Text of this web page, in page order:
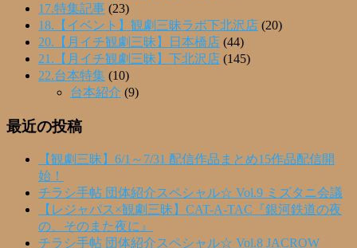
17.特集記事 (23)
18.【イベント】観劇三昧ラボ下北沢店 (20)
20.【月イチ観劇三昧】日本橋店 (44)
21.【月イチ観劇三昧】下北沢店 (145)
22.台本特集 (10)
台本紹介 (9)
最近の投稿
【観劇三昧】6/1～7/31 配信作品まとめ15作品配信開
始！
チラシ手帖 団体紹介スペシャル☆ Vol.9 ミズタニ会議
【レジャパス×観劇三昧】CAT-A-TAC『銀河鉄道の夜
の、そのまた夜に』
チラシ手帖 団体紹介スペシャル☆ Vol.8 JACROW